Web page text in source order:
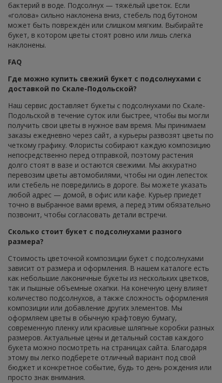
бактерий в воде. Подсолнух — тяжёлый цветок. Если
«голова» сильно наклонена вниз, стебель под бутоном
может быть повреждён или слишком мягким. Выбирайте
букет, в котором цветы стоят ровно или лишь слегка
наклонены.
FAQ
Где можно купить свежий букет с подсолнухами с
доставкой по Скале-Подольской?
Наш сервис доставляет букеты с подсолнухами по Скале-
Подольской в течение суток или быстрее, чтобы вы могли
получить свои цветы в нужное вам время. Мы принимаем
заказы ежедневно через сайт, а курьеры развозят цветы по
четкому графику. Флористы собирают каждую композицию
непосредственно перед отправкой, поэтому растения
долго стоят в вазе и остаются свежими. Мы аккуратно
перевозим цветы автомобилями, чтобы ни один лепесток
или стебель не повредились в дороге. Вы можете указать
любой адрес — домой, в офис или кафе. Курьер приедет
точно в выбранное вами время, а перед этим обязательно
позвонит, чтобы согласовать детали встречи.
Сколько стоит букет с подсолнухами разного
размера?
Стоимость цветочной композиции букет с подсолнухами
зависит от размера и оформления. В нашем каталоге есть
как небольшие лаконичные букеты из нескольких цветков,
так и пышные объемные охапки. На конечную цену влияет
количество подсолнухов, а также сложность оформления
композиции или добавление других элементов. Мы
оформляем цветы в обычную крафтовую бумагу,
современную пленку или красивые шляпные коробки разных
размеров. Актуальные цены и детальный состав каждого
букета можно посмотреть на страницах сайта. Благодаря
этому вы легко подберете отличный вариант под свой
бюджет и конкретное событие, будь то день рождения или
просто знак внимания.